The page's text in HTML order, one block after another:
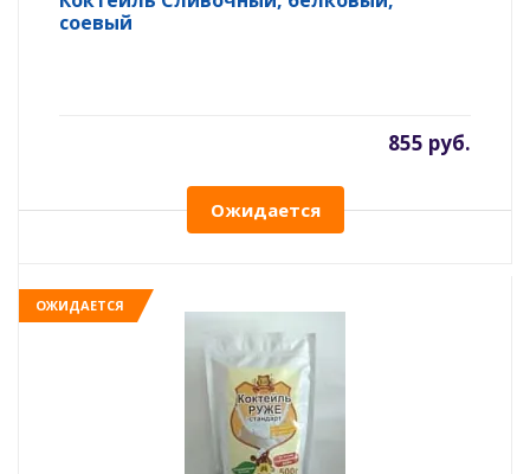
соевый
855 руб.
Ожидается
ОЖИДАЕТСЯ